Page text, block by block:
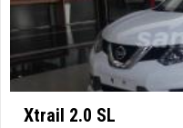
Xtrail 2.0 SL